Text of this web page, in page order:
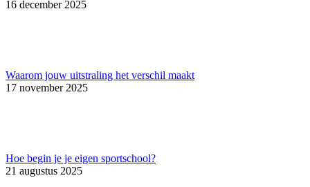
16 december 2025
Waarom jouw uitstraling het verschil maakt
17 november 2025
Hoe begin je je eigen sportschool?
21 augustus 2025